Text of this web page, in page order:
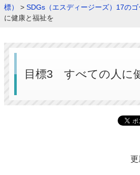
標）
> SDGs（エスディージーズ）17のゴ
に健康と福祉を
目標3 すべての人に
更